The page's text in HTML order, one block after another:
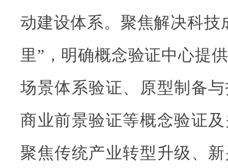
动建设体系。聚焦解决科技
里”，明确概念验证中心提
场景体系验证、原型制备
商业前景验证等概念验证
聚焦传统产业转型升级、